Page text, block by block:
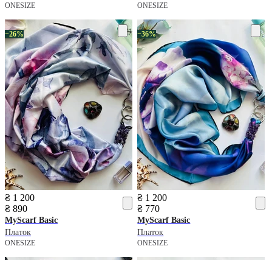
ONESIZE ONESIZE
−26%
₴ 1 200
₴ 890
MyScarf Basic
Платок
ONESIZE
−36%
₴ 1 200
₴ 770
MyScarf Basic
Платок
ONESIZE